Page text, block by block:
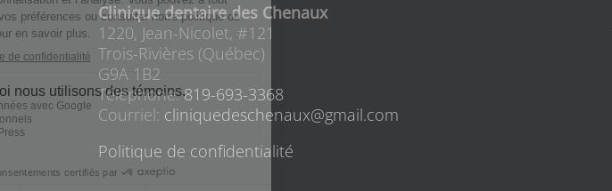
Clinique dentaire des Chenaux
1220, Jean-Nicolet, #121
Trois-Rivières (Québec)
G9A 1B2
Téléphone:819-693-3368
Courriel: cliniquedeschenaux@gmail.com
Politique de confidentialité